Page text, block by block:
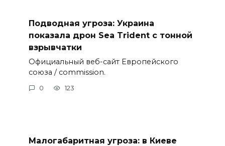
Подводная угроза: Украина
показала дрон Sea Trident с тонной
взрывчатки
Официальный веб-сайт Европейского
союза / commission.
0 123
Малогабаритная угроза: в Киеве